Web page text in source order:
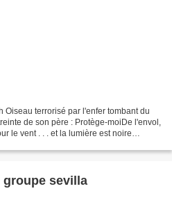
Oiseau terrorisé par l'enfer tombant du
de son père : Protège-moiDe l'envol,
le vent . . . et la lumière est noire
groupe sevilla